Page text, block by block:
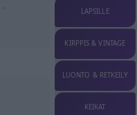
-
LAPSILLE
KIRPPIS & VINTAGE
LUONTO & RETKEILY
KEIKAT